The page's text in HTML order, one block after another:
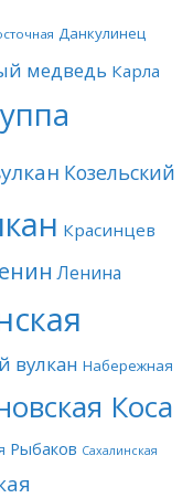
Данкулинец
медведь Карла
Козельский
Красинцев
Ленина
вулкан Набережная
Коса
Рыбаков Сахалинская